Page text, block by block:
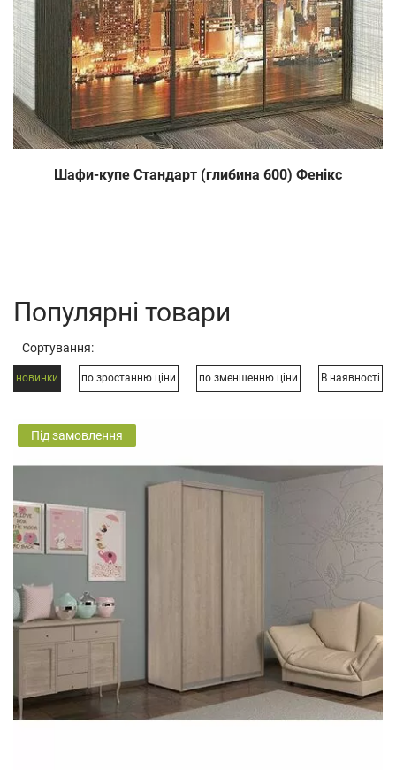
Шафи-купе Стандарт (глибина 600) Фенікс
Популярні товари
Сортування:
новинки по зростанню ціни по зменшенню ціни В наявності
Під замовлення